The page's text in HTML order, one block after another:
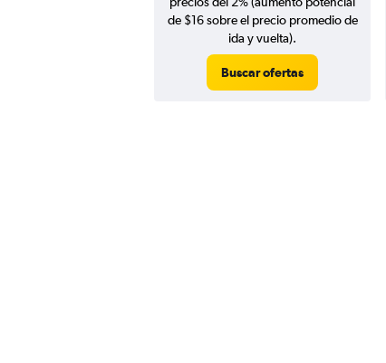
de $16 sobre el precio promedio de
ida y vuelta).
Buscar ofertas